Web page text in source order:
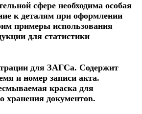
сфере необходима особая
к деталям при оформлении
примеры использования
для статистики
для ЗАГСа. Содержит
и номер записи акта.
краска для
хранения документов.